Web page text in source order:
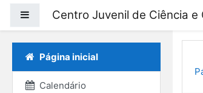
Painel lateral
Centro Juvenil de Ciência
Página inicial
Calendário